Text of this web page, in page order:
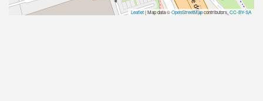
Leaflet| Map data ©OpenStreetMapcontributors,CC-BY-SA